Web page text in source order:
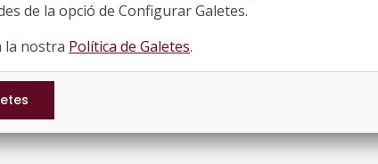
de 2020
de la opció de Configurar Galetes.
la nostra Política de Galetes.